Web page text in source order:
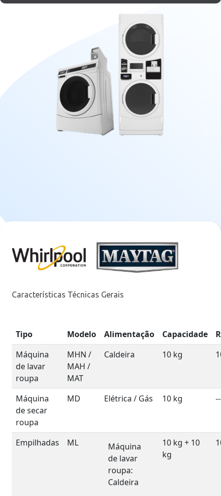
Características Técnicas Gerais
Tipo Modelo Alimentação Capacidade
Máquina
de lavar
roupa
MHN /
MAH /
MAT
Caldeira 10 kg
Máquina
de secar
roupa
MD Elétrica / Gás 10 kg
Empilhadas ML
Máquina
de lavar
roupa:
Caldeira
10 kg + 10
kg